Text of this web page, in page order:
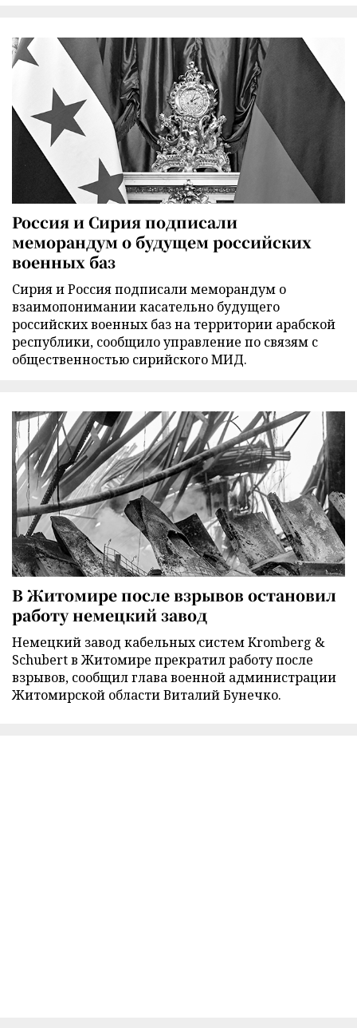
Россия и Сирия подписали
меморандум о будущем российских
военных баз
Сирия и Россия подписали меморандум о
взаимопонимании касательно будущего
российских военных баз на территории арабской
республики, сообщило управление по связям с
общественностью сирийского МИД.
В Житомире после взрывов остановил
работу немецкий завод
Немецкий завод кабельных систем Kromberg &
Schubert в Житомире прекратил работу после
взрывов, сообщил глава военной администрации
Житомирской области Виталий Бунечко.